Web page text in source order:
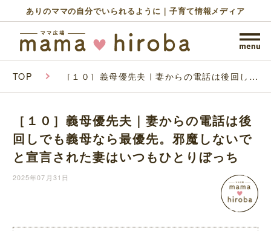
ありのママの自分でいられるように｜子育て情報メディア
TOP ［１０］義母優先夫｜妻からの電話は後回しで
妻はいつもひとりぼっち
［１０］義母優先夫｜妻からの電話は後
回しでも義母なら最優先。邪魔しないで
と宣言された妻はいつもひとりぼっち
2025年07月31日